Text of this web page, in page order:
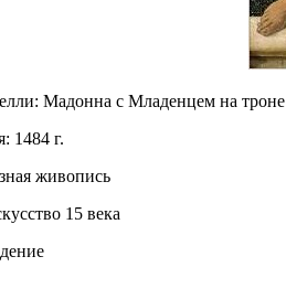
Мадонна с Mладенцем на троне
1484 г.
живопись
15 века